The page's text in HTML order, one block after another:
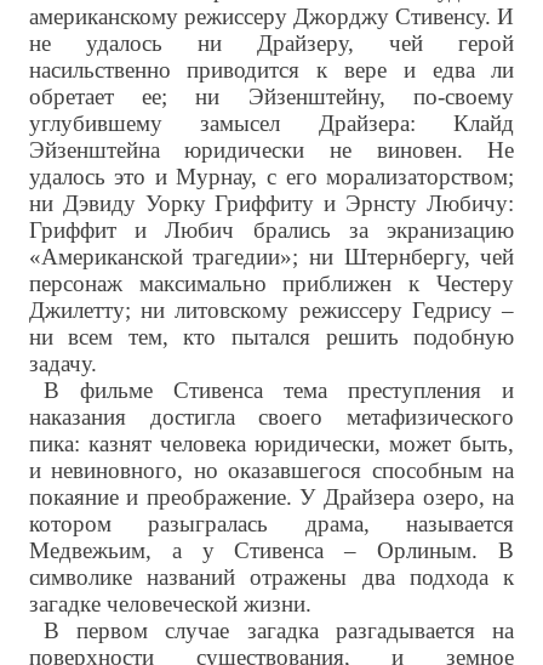
американскому режиссеру Джорджу Стивенсу. И
не удалось ни Драйзеру, чей герой
насильственно приводится к вере и едва ли
обретает ее; ни Эйзенштейну, по-своему
углубившему замысел Драйзера: Клайд
Эйзенштейна юридически не виновен. Не
удалось это и Мурнау, с его морализаторством;
ни Дэвиду Уорку Гриффиту и Эрнсту Любичу:
Гриффит и Любич брались за экранизацию
«Американской трагедии»; ни Штернбергу, чей
персонаж максимально приближен к Честеру
Джилетту; ни литовскому режиссеру Гедрису –
ни всем тем, кто пытался решить подобную
задачу.
В фильме Стивенса тема преступления и
наказания достигла своего метафизического
пика: казнят человека юридически, может быть,
и невиновного, но оказавшегося способным на
покаяние и преображение. У Драйзера озеро, на
котором разыгралась драма, называется
Медвежьим, а у Стивенса – Орлиным. В
символике названий отражены два подхода к
загадке человеческой жизни.
В первом случае загадка разгадывается на
поверхности существования, и земное